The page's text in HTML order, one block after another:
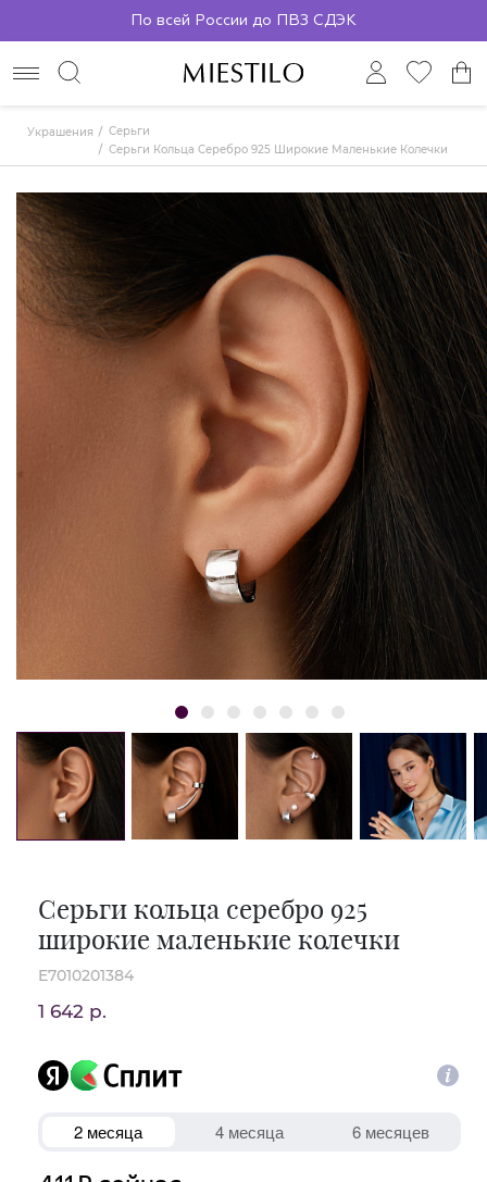
По всей России до ПВЗ СДЭК
Украшения
Серьги
Серьги Кольца Серебро 925 Широкие Маленькие Колечки
Серьги кольца серебро 925
широкие маленькие колечки
E7010201384
1 642 р.